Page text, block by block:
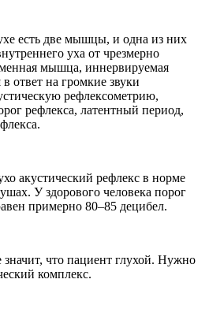
есть две мышцы, и одна из них
уха от чрезмерно
мышца, иннервируемая
ответ на громкие звуки
рефлексометрию,
рефлекса, латентный период,
акустический рефлекс в норме
У здорового человека порог
примерно 80–85 децибел.
значит, что пациент глухой. Нужно
комплекс.